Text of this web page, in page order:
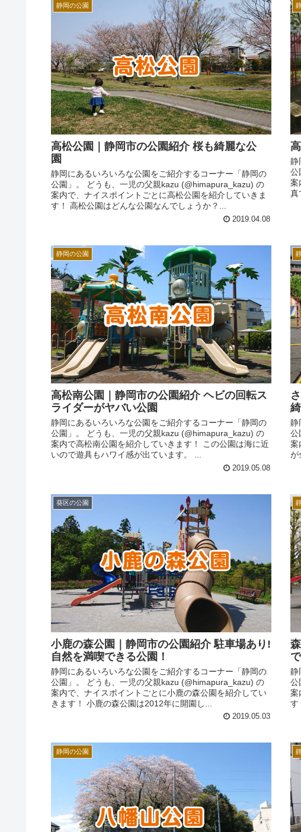
静岡の公園
高松公園｜静岡市の公園紹介 桜も綺麗な公
園
静岡にあるいろいろな公園をご紹介するコーナー「静岡の
公園」。 どうも、一児の父親kazu (@himapura_kazu) の
案内で、ナイスポイントごとに高松公園を紹介していきま
す！ 高松公園はどんな公園なんでしょうか？...
2019.04.08
静
公
案
真
静岡の公園
高松南公園｜静岡市の公園紹介 ヘビの回転ス
ライダーがヤバい公園
静岡にあるいろいろな公園をご紹介するコーナー「静岡の
公園」。 どうも、一児の父親kazu (@himapura_kazu) の
案内で高松南公園を紹介していきます！ この公園は海に近
いので遊具もハワイ感が出ています。 ...
2019.05.08
静
公
案
が
葵区の公園
小鹿の森公園｜静岡市の公園紹介 駐車場あり!
自然を満喫できる公園！
静岡にあるいろいろな公園をご紹介するコーナー「静岡の
公園」。 どうも、一児の父親kazu (@himapura_kazu) の
案内で、ナイスポイントごとに小鹿の森公園を紹介してい
きます！ 小鹿の森公園は2012年に開園し...
2019.05.03
静
公
案
す
静岡の公園